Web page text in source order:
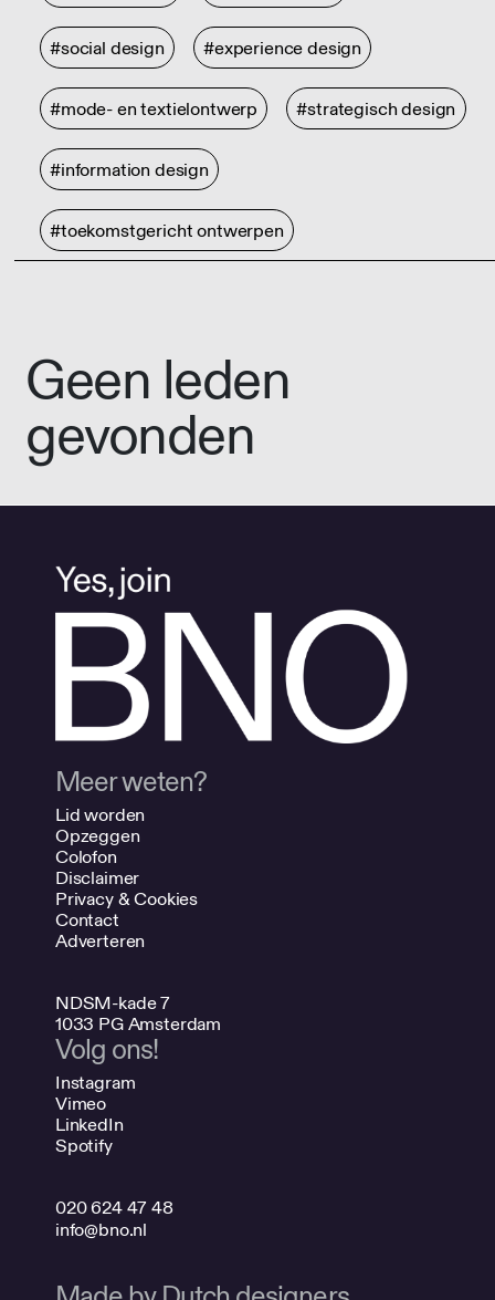
#social design #experience design
#mode- en textielontwerp #strategisch design
#information design
#toekomstgericht ontwerpen
Geen leden
gevonden
Meer weten?
Lid worden
Opzeggen
Colofon
Disclaimer
Privacy & Cookies
Contact
Adverteren
NDSM-kade 7
1033 PG Amsterdam
Volg ons!
Instagram
Vimeo
LinkedIn
Spotify
020 624 47 48
info@bno.nl